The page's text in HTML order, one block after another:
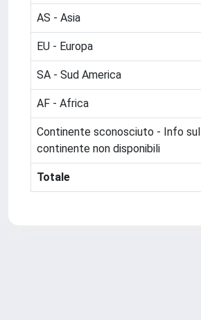
AS - Asia
EU - Europa
SA - Sud America
AF - Africa
Continente sconosciuto - Info sul
continente non disponibili
Totale